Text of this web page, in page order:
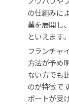
の仕組みに
業を展開し
といえます。
フランチャ
方法が予め
ない方でも
のが特徴で
ポートが受